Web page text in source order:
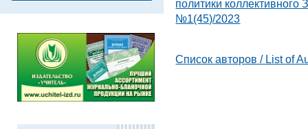
политики коллективного
№1(45)/2023
Список авторов / List of